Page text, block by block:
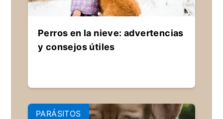
Perros en la nieve: advertencias
y consejos útiles
PARÁSITOS